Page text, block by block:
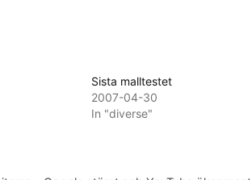
Sista malltestet
2007-04-30
In "diverse"